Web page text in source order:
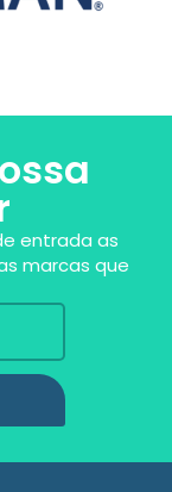
entrada as
marcas que